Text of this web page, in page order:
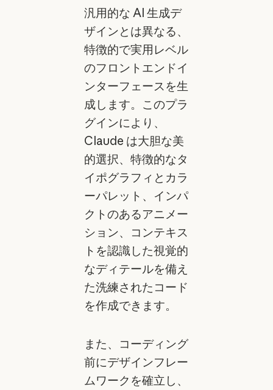
汎用的な AI 生成デ
ザインとは異なる、
特徴的で実用レベル
のフロントエンドイ
ンターフェースを生
成します。このプラ
グインにより、
Claude は大胆な美
的選択、特徴的なタ
イポグラフィとカラ
ーパレット、インパ
クトのあるアニメー
ション、コンテキス
トを認識した視覚的
なディテールを備え
た洗練されたコード
を作成できます。
また、コーディング
前にデザインフレー
ムワークを確立し、